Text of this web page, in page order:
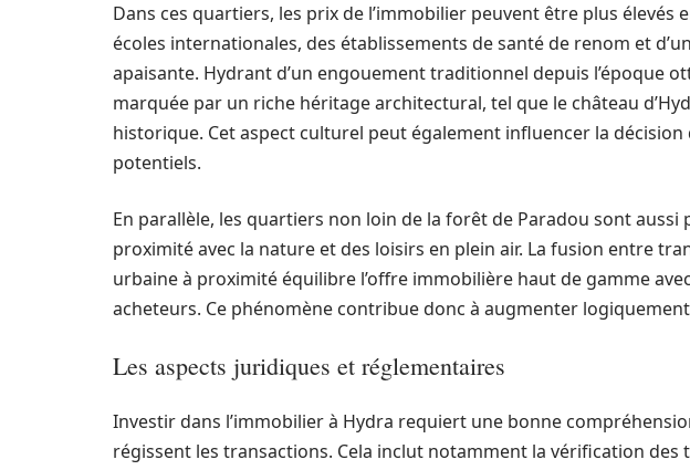
Dans ces quartiers, les prix de l’immobilier peuvent être plus élevés
écoles internationales, des établissements de santé de renom et
apaisante. Hydrant d’un engouement traditionnel depuis l’époque
marquée par un riche héritage architectural, tel que le château
historique. Cet aspect culturel peut également influencer la décision
potentiels.
En parallèle, les quartiers non loin de la forêt de Paradou sont aussi
proximité avec la nature et des loisirs en plein air. La fusion entre
urbaine à proximité équilibre l’offre immobilière haut de gamme
acheteurs. Ce phénomène contribue donc à augmenter
Les aspects juridiques et réglementaires
Investir dans l’immobilier à Hydra requiert une bonne
régissent les transactions. Cela inclut notamment la vérification